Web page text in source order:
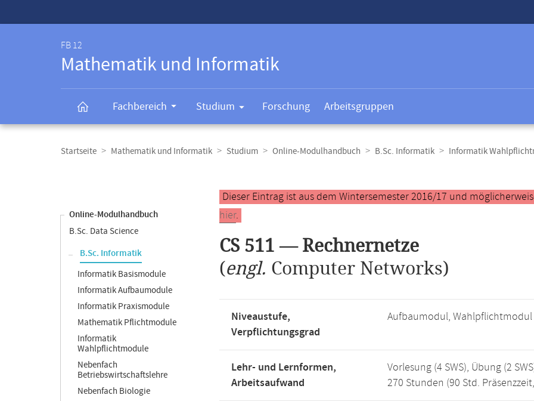
FB 12
Mathematik und Informatik
Fachbereich Studium Forschung Arbeitsgruppen
Navigation
Startseite Mathematik und Informatik Studium Online-Modulhandbuch B.Sc. Informatik Informatik
Online-Modulhandbuch
B.Sc. Data Science
B.Sc. Informatik
Informatik Basismodule
Informatik Aufbaumodule
Informatik Praxismodule
Mathematik Pflichtmodule
Informatik
Wahlpflichtmodule
Nebenfach
Betriebswirtschaftslehre
Nebenfach Biologie
Hauptinhalt
Dieser Eintrag ist aus dem Wintersemester 2016/17 und
hier.
CS 511 — Rechnernetze
(engl. Computer Networks)
Niveaustufe,
Verpflichtungsgrad
Aufbaumodul, Wahlpflichtmodul
Lehr- und Lernformen,
Arbeitsaufwand
Vorlesung (4 SWS), Übung (2
270 Stunden (90 Std.